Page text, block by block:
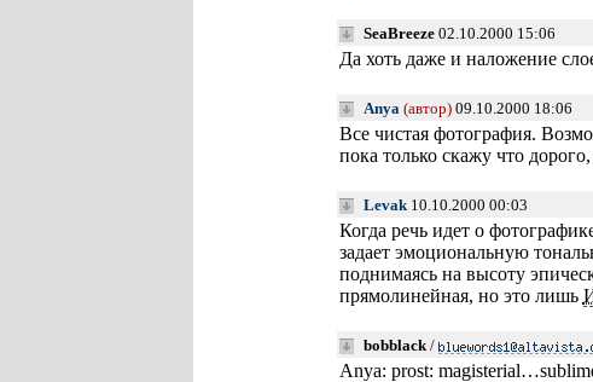
SeaBreeze02.10.2000 15:06
Да хоть даже и наложение
Anya (автор)09.10.2000 18:06
Все чистая фотография.
пока только скажу что
Levak10.10.2000 00:03
Когда речь идет о
задает эмоциональную
поднимаясь на высоту
прямолинейная, но это лишь
bobblack/
Anya: prost: